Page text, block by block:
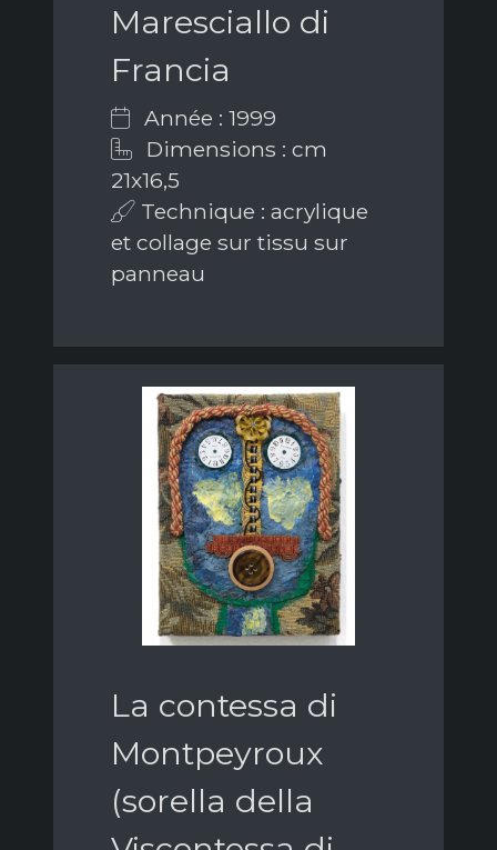
Maresciallo di
Francia
Année : 1999
Dimensions : cm
21x16,5
Technique : acrylique
et collage sur tissu sur
panneau
La contessa di
Montpeyroux
(sorella della